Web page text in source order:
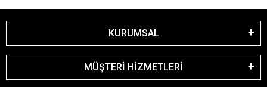
KURUMSAL
MÜŞTERİ HİZMETLERİ